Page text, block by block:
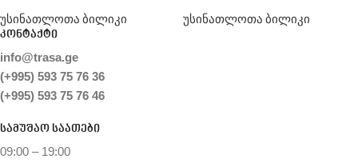
უსინათლოთა ბილიკი უსინათლოთა ბილიკი
კონტაქტი
info@trasa.ge
(+995) 593 75 76 36
(+995) 593 75 76 46
სამუშაო საათები
09:00 – 19:00